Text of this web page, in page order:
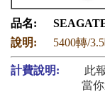
品名:
說明:
5400轉/
計費說明:
此
當